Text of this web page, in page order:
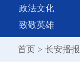
政法文化
致敬英雄
首页 > 长安播报